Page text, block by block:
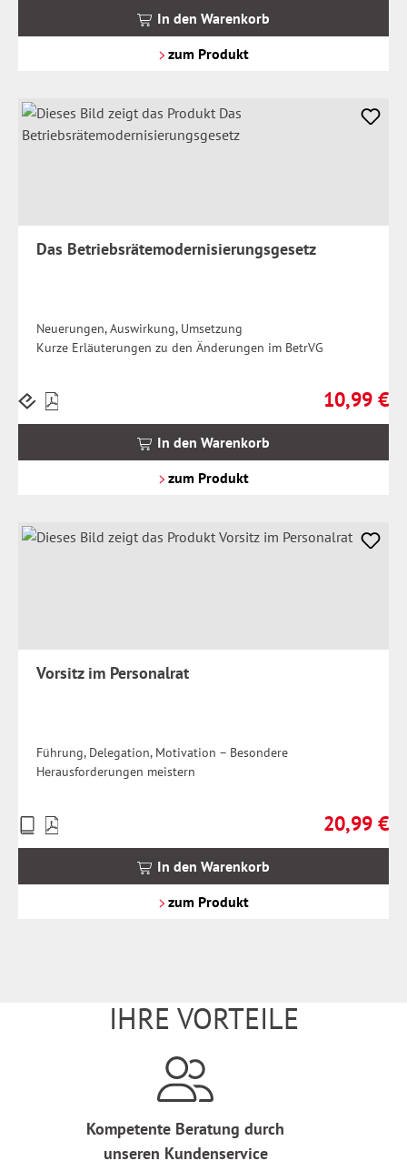
In den Warenkorb
zum Produkt
Das Betriebsrätemodernisierungsgesetz
Neuerungen, Auswirkung, Umsetzung
Kurze Erläuterungen zu den Änderungen im BetrVG
Regulärer
10,99 €
Preise
In den Warenkorb
zum Produkt
Vorsitz im Personalrat
Führung, Delegation, Motivation – Besondere
Herausforderungen meistern
Regulärer
20,99 €
Preise
inkl.
In den Warenkorb
zum Produkt
IHRE VORTEILE
Kompetente Beratung durch
unseren Kundenservice